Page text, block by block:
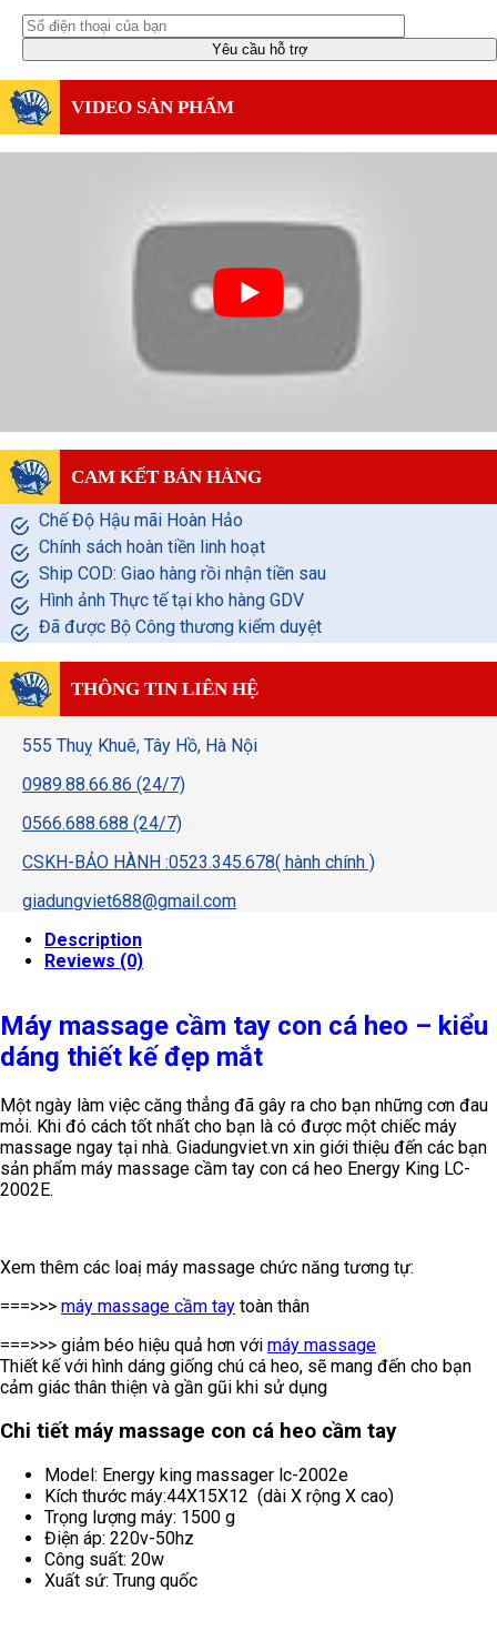
VIDEO SẢN PHẨM
CAM KẾT BÁN HÀNG
Chế Độ Hậu mãi Hoàn Hảo
Chính sách hoàn tiền linh hoạt
Ship COD: Giao hàng rồi nhận tiền sau
Hình ảnh Thực tế tại kho hàng GDV
Đã được Bộ Công thương kiểm duyệt
THÔNG TIN LIÊN HỆ
555 Thuỵ Khuê, Tây Hồ, Hà Nội
0989.88.66.86 (24/7)
0566.688.688 (24/7)
CSKH-BẢO HÀNH :0523.345.678( hành chính )
giadungviet688@gmail.com
Description
Reviews (0)
Máy massage cầm tay con cá heo – kiểu
dáng thiết kế đẹp mắt
Một ngày làm việc căng thẳng đã gây ra cho bạn những cơn đau
mỏi. Khi đó cách tốt nhất cho bạn là có được một chiếc máy
massage ngay tại nhà. Giadungviet.vn xin giới thiệu đến các bạn
sản phẩm máy massage cầm tay con cá heo Energy King LC-
2002E.
Xem thêm các loaị máy massage chức năng tương tự:
===>>> máy massage cầm tay toàn thân
===>>> giảm béo hiệu quả hơn với máy massage
Thiết kế với hình dáng giống chú cá heo, sẽ mang đến cho bạn
cảm giác thân thiện và gần gũi khi sử dụng
Chi tiết máy massage con cá heo cầm tay
Model: Energy king massager lc-2002e
Kích thước máy:44X15X12 (dài X rộng X cao)
Trọng lượng máy: 1500 g
Điện áp: 220v-50hz
Công suất: 20w
Xuất sứ: Trung quốc